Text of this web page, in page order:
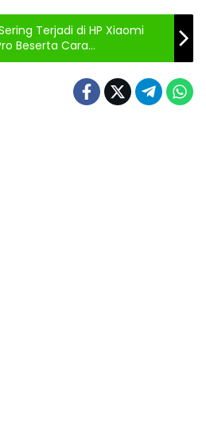
Terjadi di HP Xiaomi
Beserta Cara